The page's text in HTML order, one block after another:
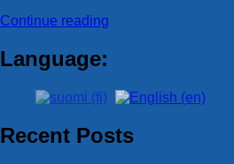
Continue reading
Language:
Recent Posts